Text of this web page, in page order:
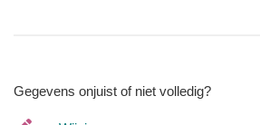
Gegevens onjuist of niet volledig?